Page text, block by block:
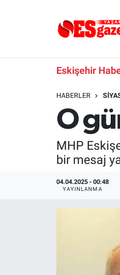
Eskişehir
HABERLER
O
MHP
bir mesaj
04.04.2025 - 00:48
YAYINLANMA
Gündem
Eskişehirspor Arşivi
Eskişehir Arşivi
Röportaj
Ekonomi
Eskişehir Nöbetçi
Süper Lig Puan Durumu
Son Dakika Haberleri
Haber Arşivi